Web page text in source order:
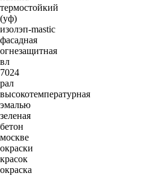
термостойкий
(уф)
изолэп-mastic
фасадная
огнезащитная
вл
7024
рал
высокотемпературная
эмалью
зеленая
бетон
москве
окраски
красок
окраска